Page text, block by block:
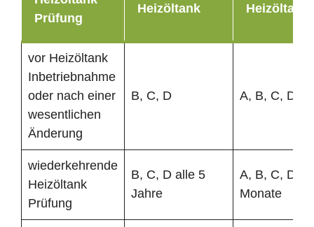
Prüfung
Heizöltank Heizöltank
vor Heizöltank
Inbetriebnahme
oder nach einer
wesentlichen
Änderung
B, C, D A, B, C, D
wiederkehrende
Heizöltank
Prüfung
B, C, D alle 5
Jahre
A, B, C, D
Monate